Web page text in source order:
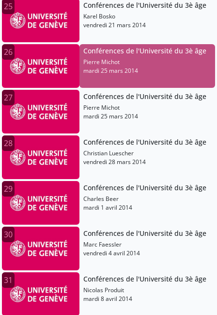
25 Conférences de l'Université du 3è âge
Karel Bosko
vendredi 21 mars 2014
26 Conférences de l'Université du 3è âge
Pierre Michot
mardi 25 mars 2014
27 Conférences de l'Université du 3è âge
Pierre Michot
mardi 25 mars 2014
28 Conférences de l'Université du 3è âge
Christian Luescher
vendredi 28 mars 2014
29 Conférences de l'Université du 3è âge
Charles Beer
mardi 1 avril 2014
30 Conférences de l'Université du 3è âge
Marc Faessler
vendredi 4 avril 2014
31 Conférences de l'Université du 3è âge
Nicolas Produit
mardi 8 avril 2014